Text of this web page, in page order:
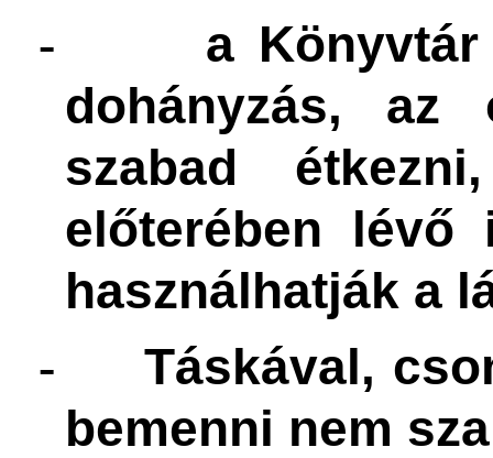
-
a
dohányzás, az
szabad
előterében lévő
használhatják a
-
Táskával,
bemenni nem